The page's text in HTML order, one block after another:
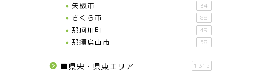
矢板市 34
さくら市 88
那珂川町 49
那須烏山市 58
■県央・県東エリア 1,315